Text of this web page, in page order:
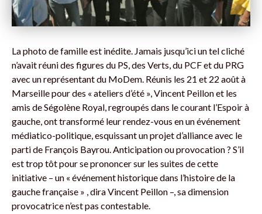
La photo de famille est inédite. Jamais jusqu’ici un tel cliché
n’avait réuni des figures du PS, des Verts, du PCF et du PRG
avec un représentant du MoDem. Réunis les 21 et 22 août à
Marseille pour des « ateliers d’été », Vincent Peillon et les
amis de Ségolène Royal, regroupés dans le courant l’Espoir à
gauche, ont transformé leur rendez-vous en un événement
médiatico-politique, esquissant un projet d’alliance avec le
parti de François Bayrou. Anticipation ou provocation ? S’il
est trop tôt pour se prononcer sur les suites de cette
initiative – un « événement historique dans l’histoire de la
gauche française » , dira Vincent Peillon –, sa dimension
provocatrice n’est pas contestable.